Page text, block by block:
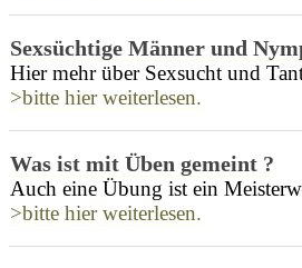
Sexsüchtige Männer und
Hier mehr über Sexsucht und
>bitte hier weiterlesen.
Was ist mit Üben gemeint ?
Auch eine Übung ist ein
>bitte hier weiterlesen.